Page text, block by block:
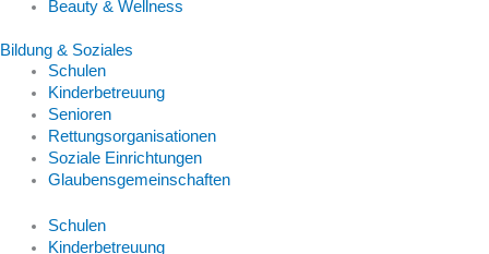
Beauty & Wellness
Bildung & Soziales
Schulen
Kinderbetreuung
Senioren
Rettungsorganisationen
Soziale Einrichtungen
Glaubensgemeinschaften
Schulen
Kinderbetreuung